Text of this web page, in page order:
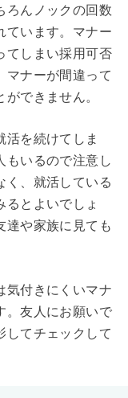
ろんノックの回数
ています。マナー
てしまい採用可否
マナーが間違って
できません。
活を続けてしま
もいるので注意し
く、就活している
るとよいでしょ
達や家族に見ても
気付きにくいマナ
。友人にお願いで
してチェックして